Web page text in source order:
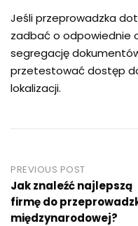
Jeśli przeprowadzka
zadbać o odpowiednie
segregację
przetestować dostęp
lokalizacji.
Post
navigation
PREVIOUS POST
Jak znaleźć najlepszą
firmę do
międzynarodowej?